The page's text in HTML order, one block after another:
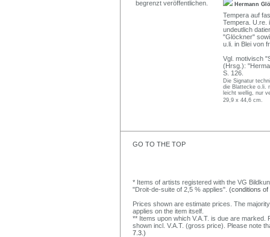
Hermann
Tempera auf
Tempera. U.re.
undeutlich
"Glöckner"
u.li. in Blei von
Vgl. motivisch
(Hrsg.):
S. 126.
Die Signatur
die Blattecke o.li.
leicht wellig, nur
29,9 x 44,6 cm.
GO TO THE TOP
* Items of artists registered with the VG
"Droit-de-suite of 2,5 % applies". (conditions of
Prices shown are estimate prices. The
applies on the item itself.
** Items upon which V.A.T. is due are
shown incl. V.A.T. (gross price). Please note
7.3.)